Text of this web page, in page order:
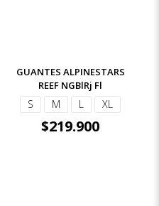
GUANTES ALPINESTARS
REEF NGBlRj Fl
S M L XL
$219.900